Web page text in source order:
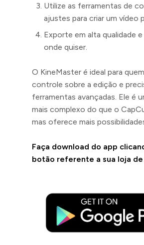
Utilize as ferramentas de
ajustes para criar um vídeo
Exporte em alta qualidade
onde quiser.
O KineMaster é ideal para
controle sobre a edição e
ferramentas avançadas. Ele é
mais complexo do que o
mas oferece mais
Faça download do app
botão referente a sua loja